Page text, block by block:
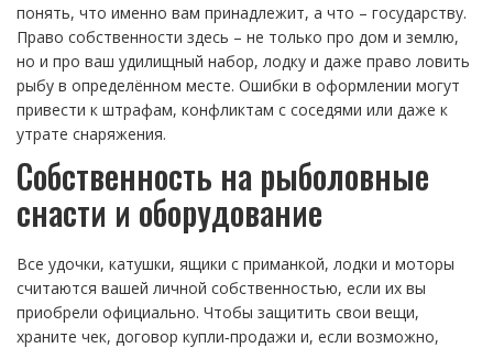
понять, что именно вам принадлежит, а что – государству.
Право собственности здесь – не только про дом и землю,
но и про ваш удилищный набор, лодку и даже право ловить
рыбу в определённом месте. Ошибки в оформлении могут
привести к штрафам, конфликтам с соседями или даже к
утрате снаряжения.
Собственность на рыболовные
снасти и оборудование
Все удочки, катушки, ящики с приманкой, лодки и моторы
считаются вашей личной собственностью, если их вы
приобрели официально. Чтобы защитить свои вещи,
храните чек, договор купли‑продажи и, если возможно,